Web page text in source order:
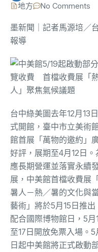
地方 No Comments
墨新聞 ｜記者馬源培／
報導
台中綠美圖去年12月13
式開館，臺中市立美術
館首展「萬物的邀約」
好評，展期至4月12日。
應長期營運並落實永續
展，中美館首檔收費展
暑人－熱／暑的文化與
藝術」將於5月15日推出
配合國際博物館日，5月
至17日開放免票入場。5
日起中美館將正式啟動